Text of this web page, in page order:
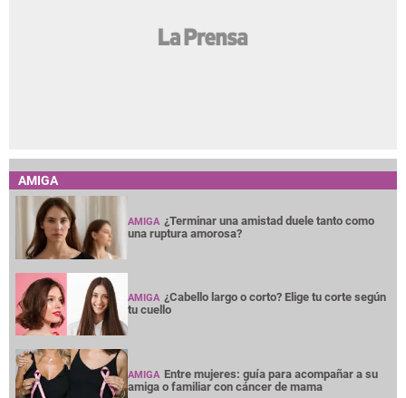
AMIGA
AMIGA ¿Terminar una amistad duele tanto como
una ruptura amorosa?
AMIGA ¿Cabello largo o corto? Elige tu corte según
tu cuello
AMIGA Entre mujeres: guía para acompañar a su
amiga o familiar con cáncer de mama